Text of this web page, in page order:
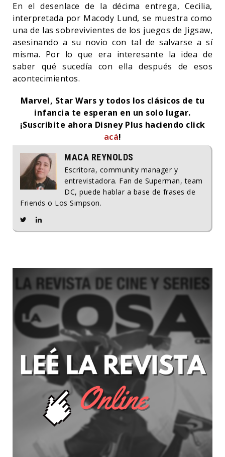
En el desenlace de la décima entrega, Cecilia,
interpretada por Macody Lund, se muestra como
una de las sobrevivientes de los juegos de Jigsaw,
asesinando a su novio con tal de salvarse a sí
misma. Por lo que era interesante la idea de
saber qué sucedía con ella después de esos
acontecimientos.
Marvel, Star Wars y todos los clásicos de tu
infancia te esperan en un solo lugar.
¡Suscribite ahora Disney Plus haciendo click
acá!
MACA REYNOLDS
Escritora, community manager y
entrevistadora. Fan de Superman, team
DC, puede hablar a base de frases de
Friends o Los Simpson.